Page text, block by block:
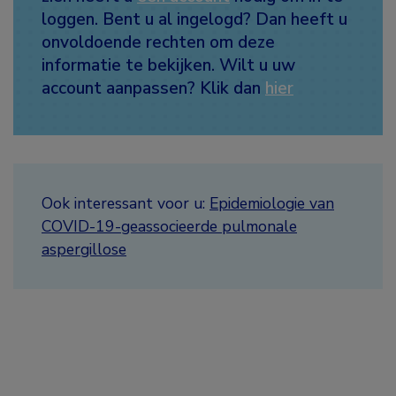
loggen. Bent u al ingelogd? Dan heeft u
onvoldoende rechten om deze
informatie te bekijken. Wilt u uw
account aanpassen? Klik dan hier
Ook interessant voor u: Epidemiologie van
COVID-19-geassocieerde pulmonale
aspergillose